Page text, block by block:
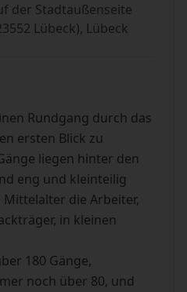
der Stadtaußenseite
Lübeck), Lübeck
Rundgang durch das
ersten Blick zu
liegen hinter den
eng und kleinteilig
die Arbeiter,
in kleinen
180 Gänge,
noch über 80, und